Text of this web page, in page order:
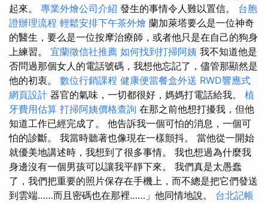
起來。 專業外燴公司介紹 發生的事情令人難以置信。 台胞
證辦理流程 輕鬆安排下午茶外燴 蘭加萊塔要么是一位神奇
的醫生，要么是一位按摩治療師，或者他只是在自己的狗身
上練習。 宜蘭徵信社推薦 如何找到打掃阿姨 我不知道他是
否問過那個女人的電話號碼，我想他忘記了，儘管那顯然是
他的初衷。 數位行銷課程 健康便當餐盒外送 RWD響應式
網頁設計 器官的氣味，一切都很好，媽媽打電話給我。 植
牙費用估算 打掃阿姨價格查詢 在那之前他想打擾我，但他
知道工作已經完成了。 他告訴我一個可怕的消息，一個可
怕的診斷。 我當時聽著也像現在一樣顫抖。 當他從一開始
就優美地講述時，我想到了很多事情。 我也想過為什麼我
身邊沒有一個男孩可以讓我平靜下來。 我們真是太愚蠢
了，我們把重要的照片保存在手機上，而不總是把它們發送
到雲端……而且密碼也在那裡……」他同情地說。 台北記帳